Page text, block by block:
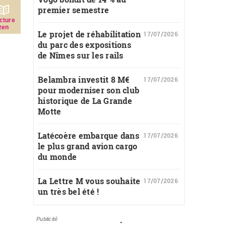
premier semestre
Le projet de réhabilitation
du parc des expositions
de Nîmes sur les rails
17/07/2026
Belambra investit 8 M€
pour moderniser son club
historique de La Grande
Motte
17/07/2026
Latécoère embarque dans
le plus grand avion cargo
du monde
17/07/2026
La Lettre M vous souhaite
un très bel été !
17/07/2026
Publicité